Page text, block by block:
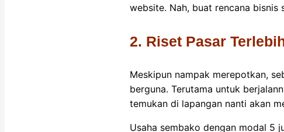
website. Nah, buat rencana bisnis
2. Riset Pasar
Meskipun nampak merepotkan,
berguna. Terutama untuk
temukan di lapangan nanti akan
Usaha sembako dengan modal 5